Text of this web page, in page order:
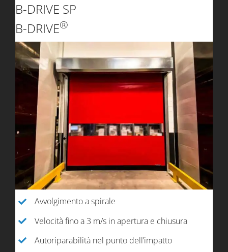
B-DRIVE SP
B-DRIVE®
Avvolgimento a spirale
Velocità fino a 3 m/s in apertura e chiusura
Autoriparabilità nel punto dell’impatto